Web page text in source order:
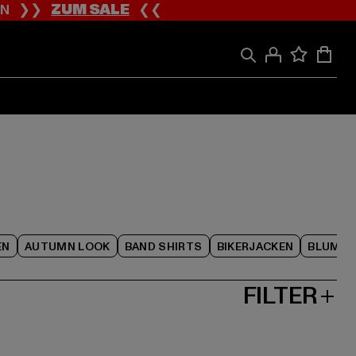
❯❯ZUM SALE❮❮
AUTUMN LOOK BAND SHIRTS BIKERJACKEN
FILTER